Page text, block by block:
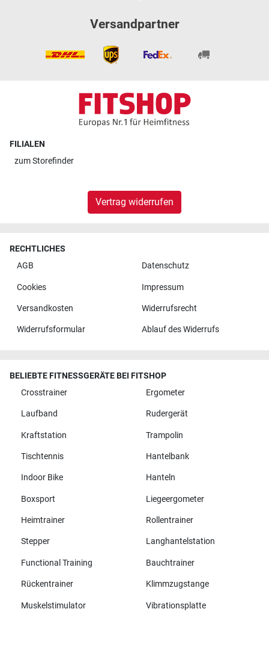
Versandpartner
FILIALEN
zumStorefinder
Vertrag widerrufen
RECHTLICHES
AGB
Datenschutz
Cookies Impressum
Versandkosten Widerrufsrecht
Widerrufsformular Ablauf des Widerrufs
BELIEBTE FITNESSGERÄTE BEI FITSHOP
Crosstrainer
Ergometer
Laufband Rudergerät
Kraftstation Trampolin
Tischtennis Hantelbank
Indoor Bike Hanteln
Boxsport Liegeergometer
Heimtrainer Rollentrainer
Stepper Langhantelstation
Functional Training Bauchtrainer
Rückentrainer Klimmzugstange
Muskelstimulator Vibrationsplatte